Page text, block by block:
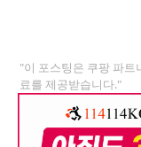
"이 포스팅은 쿠팡 파트
료를 제공받습니다."